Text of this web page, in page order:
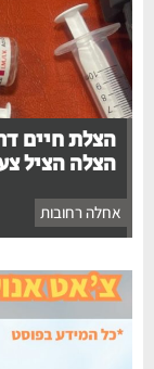
הצלת חיים
הצלה הציל
אחלה רחובות